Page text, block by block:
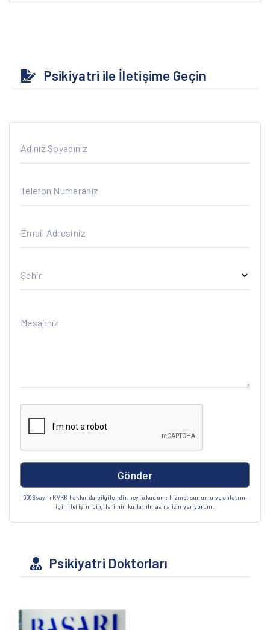
Psikiyatri ile İletişime Geçin
Adınız Soyadınız
Telefon Numaranız
Email Adresiniz
Şehir
Mesajınız
Gönder
6698 sayılı KVKK hakkında bilgilendirmeyi okudum; hizmet sunumu ve anlatımı
için iletişim bilgilerimin kullanılmasına izin veriyorum.
Psikiyatri Doktorları